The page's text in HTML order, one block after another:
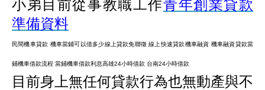
小弟目前從事教職工作青年創業貸款
準備資料
民間機車貸款 機車當鋪可以借多少線上貸款免聯徵 線上快速貸款機車融資 機車融資貸款當
鋪機車借款流程 當鋪機車借款利息高雄24小時借款 台南24小時借款
目前身上無任何貸款行為也無動產與不